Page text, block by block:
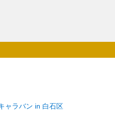
ャラバン in 白石区